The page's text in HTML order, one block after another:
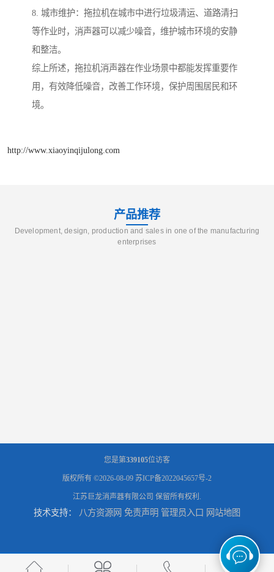
8. 城市维护：拖拉机在城市中进行垃圾清运、道路清扫
等作业时，消声器可以减少噪音，维护城市环境的安静
和整洁。
综上所述，拖拉机消声器在作业场景中都能发挥重要作
用，有效降低噪音，改善工作环境，保护周围居民和环
境。
http://www.xiaoyinqijulong.com
产品推荐
Development, design, production and sales in one of the manufacturing
enterprises
您是第339105位访客
版权所有 ©2026-08-09 苏ICP备2022045657号-2
江苏巨龙消声器有限公司 保留所有权利.
技术支持： 八方资源网 免责声明 管理员入口 网站地图